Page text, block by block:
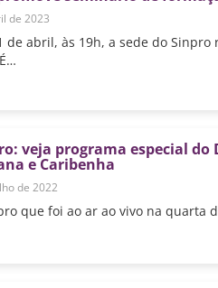
de 2023
de abril, às 19h, a sede do
veja programa especial
e Caribenha
de 2022
que foi ao ar ao vivo na quarta